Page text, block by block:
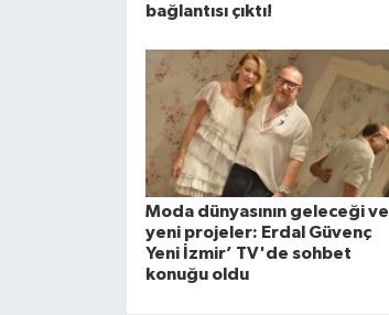
bağlantısı çıktı!
Moda dünyasının geleceği ve
yeni projeler: Erdal Güvenç
Yeni İzmir’ TV'de sohbet
konuğu oldu